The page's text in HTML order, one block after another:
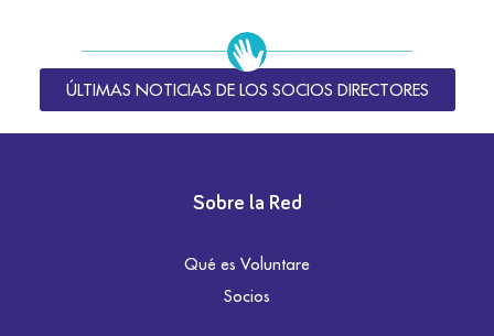
ÚLTIMAS NOTICIAS DE LOS SOCIOS DIRECTORES
Sobre la Red
Qué es Voluntare
Socios